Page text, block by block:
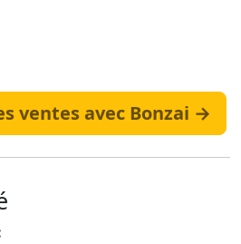
ventes avec Bonzai →